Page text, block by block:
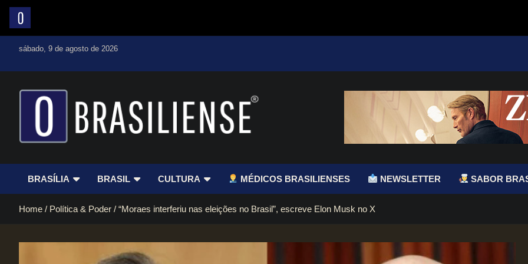
sábado, 9 de agosto de 2026
BRASÍLIA BRASIL CULTURA MÉDICOS BRASILIENSES NEWSLETTER SABOR
Home Política & Poder “Moraes interferiu nas eleições no Brasil”, escreve Elon Musk no X